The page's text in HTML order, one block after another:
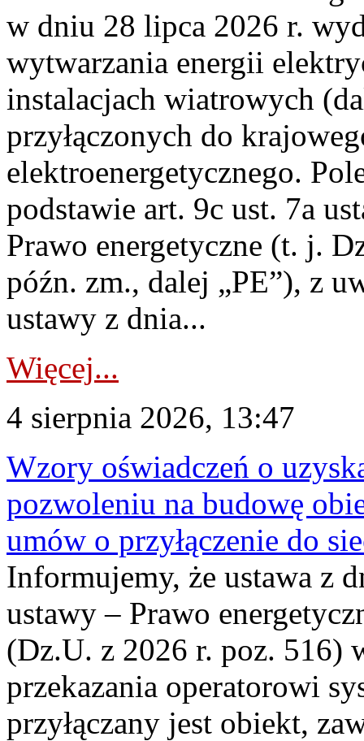
w dniu 28 lipca 2026 r.
wytwarzania energii
instalacjach wiatrowych
przyłączonych do
elektroenergetycznego.
podstawie art. 9c ust. 7a
Prawo energetyczne (t. j.
późn. zm., dalej „PE”), z
ustawy z dnia...
Więcej...
4 sierpnia 2026, 13:47
Wzory oświadczeń o
pozwoleniu na budowę
umów o przyłączenie do
Informujemy, że ustawa z
ustawy – Prawo
(Dz.U. z 2026 r. poz. 516)
przekazania operatorowi
przyłączany jest obiekt,